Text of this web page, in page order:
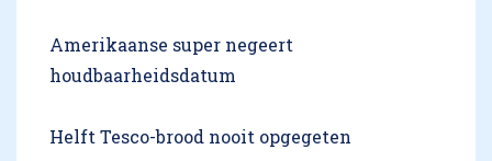
Amerikaanse super negeert
houdbaarheidsdatum
Helft Tesco-brood nooit opgegeten